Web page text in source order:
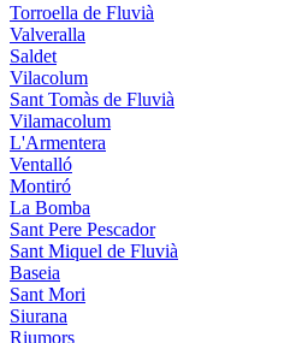
Torroella de Fluvià
Valveralla
Saldet
Vilacolum
Sant Tomàs de Fluvià
Vilamacolum
L'Armentera
Ventalló
Montiró
La Bomba
Sant Pere Pescador
Sant Miquel de Fluvià
Baseia
Sant Mori
Siurana
Riumors